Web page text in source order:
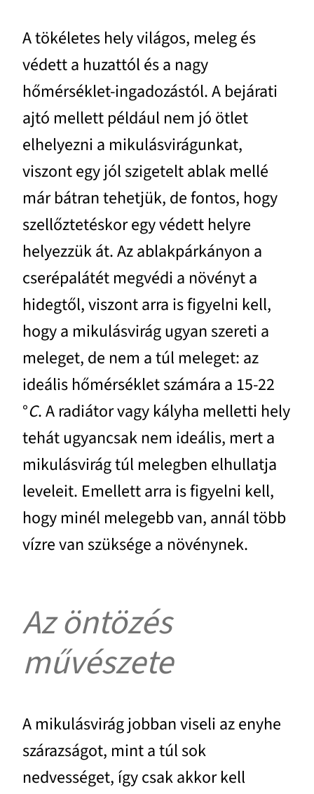
A tökéletes hely világos, meleg és
védett a huzattól és a nagy
hőmérséklet-ingadozástól. A bejárati
ajtó mellett például nem jó ötlet
elhelyezni a mikulásvirágunkat,
viszont egy jól szigetelt ablak mellé
már bátran tehetjük, de fontos, hogy
szellőztetéskor egy védett helyre
helyezzük át. Az ablakpárkányon a
cserépalátét megvédi a növényt a
hidegtől, viszont arra is figyelni kell,
hogy a mikulásvirág ugyan szereti a
meleget, de nem a túl meleget: az
ideális hőmérséklet számára a 15-22
°C. A radiátor vagy kályha melletti hely
tehát ugyancsak nem ideális, mert a
mikulásvirág túl melegben elhullatja
leveleit. Emellett arra is figyelni kell,
hogy minél melegebb van, annál több
vízre van szüksége a növénynek.
Az öntözés
művészete
A mikulásvirág jobban viseli az enyhe
szárazságot, mint a túl sok
nedvességet, így csak akkor kell